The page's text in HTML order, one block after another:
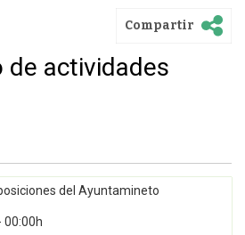
Compartir
de actividades
del Ayuntamineto
00:00h